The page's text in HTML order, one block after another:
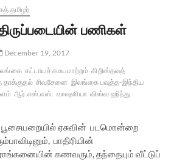
தமிழர்
பணிகள்
December 19, 2017
கட்டாயச் சமயமாற்றம் கிறிஸ்தவத்
தாக்குதல் சிவசேனை இலங்கை பவுத்த-இந்திய
ஆர்.எஸ்.எஸ். வாவுனியா விஸ்வ ஹிந்து
பூசையறையில் ஏசுவின் படமொன்றை
பாதிரியின்
கணவரும், தந்தையும் வீட்டுப்